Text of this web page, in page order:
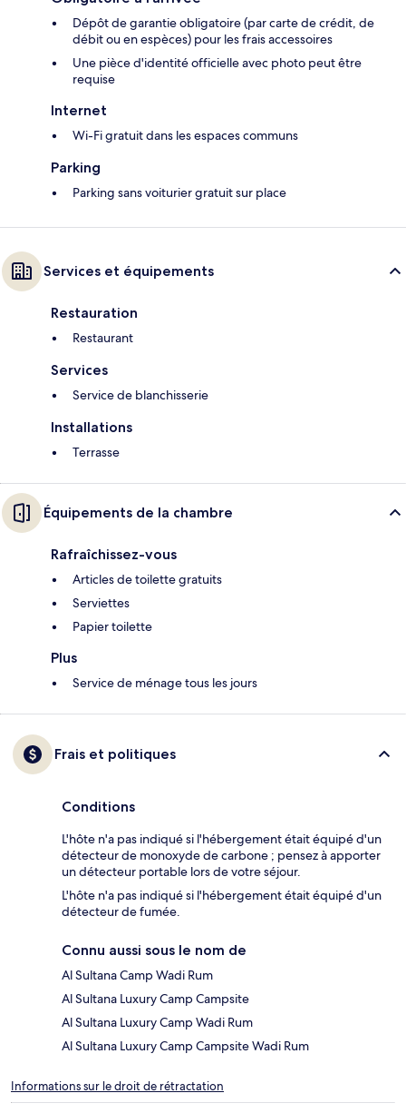
Dépôt de garantie obligatoire (par carte de crédit, de
débit ou en espèces) pour les frais accessoires
Une pièce d'identité officielle avec photo peut être
requise
Internet
Wi-Fi gratuit dans les espaces communs
Parking
Parking sans voiturier gratuit sur place
Services et équipements
Restauration
Restaurant
Services
Service de blanchisserie
Installations
Terrasse
Équipements de la chambre
Rafraîchissez-vous
Articles de toilette gratuits
Serviettes
Papier toilette
Plus
Service de ménage tous les jours
Frais et politiques
Conditions
L'hôte n'a pas indiqué si l'hébergement était équipé d'un
détecteur de monoxyde de carbone ; pensez à apporter
un détecteur portable lors de votre séjour.
L'hôte n'a pas indiqué si l'hébergement était équipé d'un
détecteur de fumée.
Connu aussi sous le nom de
Al Sultana Camp Wadi Rum
Al Sultana Luxury Camp Campsite
Al Sultana Luxury Camp Wadi Rum
Al Sultana Luxury Camp Campsite Wadi Rum
Informations sur le droit de rétractation